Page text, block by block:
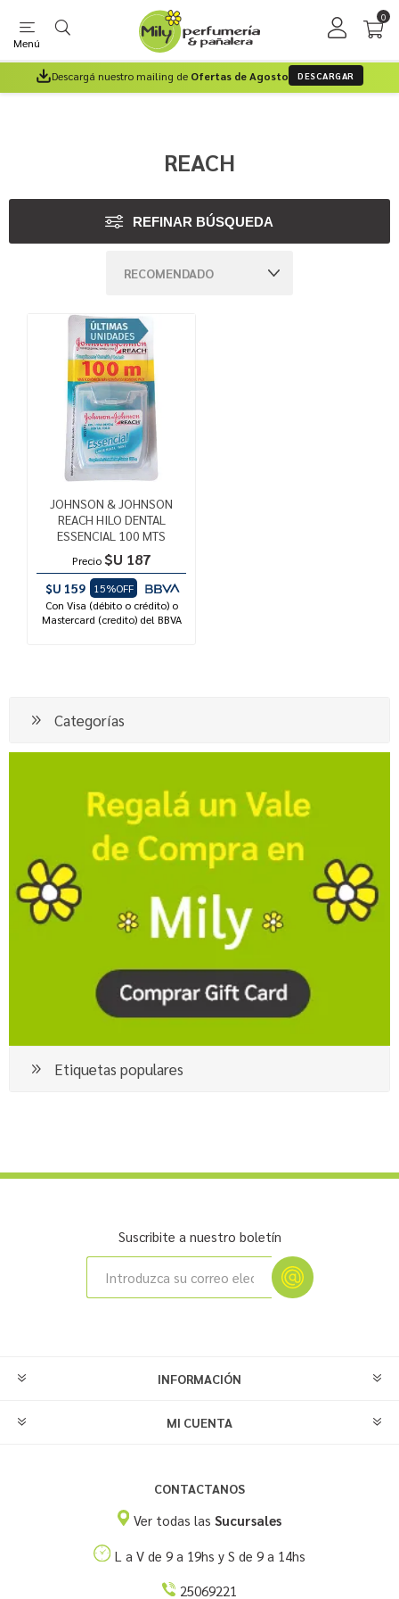
Menú
0
Descargá nuestro mailing de Ofertas de Agosto DESCARGAR
REACH
REFINAR BÚSQUEDA
JOHNSON & JOHNSON
REACH HILO DENTAL
ESSENCIAL 100 MTS
Precio $U 187
$U 159
15%OFF
Con Visa (débito o crédito) o
Mastercard (credito) del BBVA
Categorías
Etiquetas populares
Suscribite a nuestro boletín
INFORMACIÓN
MI CUENTA
CONTACTANOS
Ver todas lasSucursales
L a V de 9 a 19hs y S de 9 a 14hs
25069221